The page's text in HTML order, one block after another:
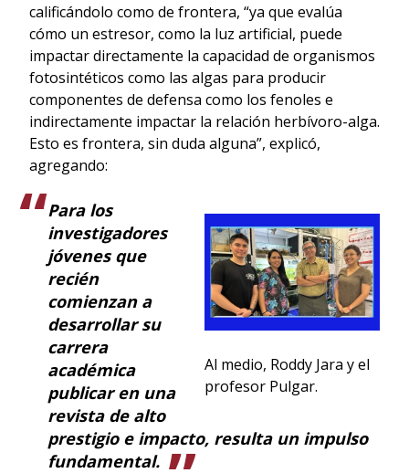
calificándolo como de frontera, “ya que evalúa
cómo un estresor, como la luz artificial, puede
impactar directamente la capacidad de organismos
fotosintéticos como las algas para producir
componentes de defensa como los fenoles e
indirectamente impactar la relación herbívoro-alga.
Esto es frontera, sin duda alguna”, explicó,
agregando:
Al medio, Roddy Jara y el
profesor Pulgar.
Para los
investigadores
jóvenes que
recién
comienzan a
desarrollar su
carrera
académica
publicar en una
revista de alto
prestigio e impacto, resulta un impulso
fundamental.